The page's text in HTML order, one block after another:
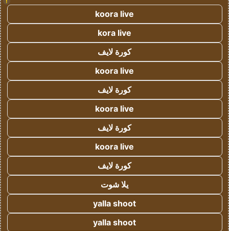
koora live
kora live
كورة لايف
koora live
كورة لايف
koora live
كورة لايف
koora live
كورة لايف
يلا شوت
yalla shoot
yalla shoot